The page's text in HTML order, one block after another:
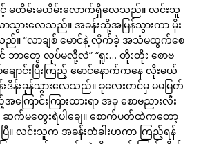
င့် မတိမ်းမယိမ်းလောက်ရှိလေသည်။ လင်းသူ
သွားလေသည်။ အခန်းသို့အမြန်သွားကာ မိုး
။ “လာချစ် မောင်နဲ့ လိုက်ခဲ့ အသံမထွက်စေ
ာင် ဘာတွေ လုပ်မလို့လဲ” “ရူး… တိုးတိုး စောဗ
ျောင်းပြီးကြည့် မောင်နောက်ကနေ လိုးမယ်
းဒိန်းခုန်သွားလေသည်။ ခုလေးတင်မှ မမမြတ်
ြောင်းကြားထားရာ အခု စောဗညားလီး
မတွေးရဲပါချေ။ စောက်ပတ်ထဲကတော့
ြီ။ လင်းသူက အခန်းတံခါးဟကာ ကြည့်ရန်